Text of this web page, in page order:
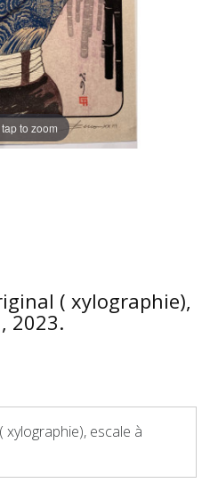
to zoom
( xylographie),
2023.
xylographie), escale à